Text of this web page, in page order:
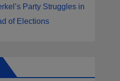
Party Struggles in
of Elections